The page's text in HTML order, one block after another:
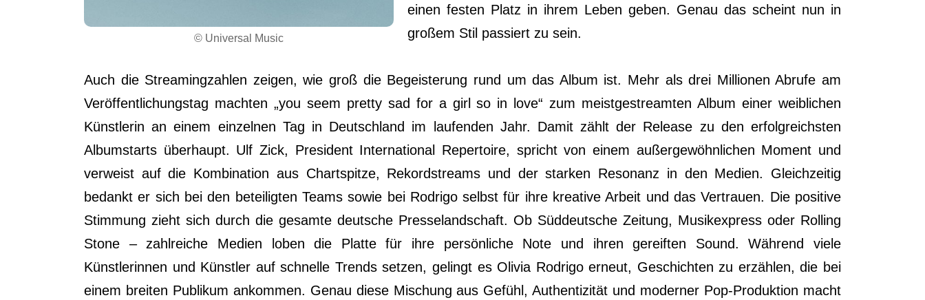
© Universal Music
einen festen Platz in ihrem Leben geben. Genau das scheint nun in
großem Stil passiert zu sein.
Auch die Streamingzahlen zeigen, wie groß die Begeisterung rund um das Album ist. Mehr als drei Millionen Abrufe am
Veröffentlichungstag machten „you seem pretty sad for a girl so in love“ zum meistgestreamten Album einer weiblichen
Künstlerin an einem einzelnen Tag in Deutschland im laufenden Jahr. Damit zählt der Release zu den erfolgreichsten
Albumstarts überhaupt. Ulf Zick, President International Repertoire, spricht von einem außergewöhnlichen Moment und
verweist auf die Kombination aus Chartspitze, Rekordstreams und der starken Resonanz in den Medien. Gleichzeitig
bedankt er sich bei den beteiligten Teams sowie bei Rodrigo selbst für ihre kreative Arbeit und das Vertrauen. Die positive
Stimmung zieht sich durch die gesamte deutsche Presselandschaft. Ob Süddeutsche Zeitung, Musikexpress oder Rolling
Stone – zahlreiche Medien loben die Platte für ihre persönliche Note und ihren gereiften Sound. Während viele
Künstlerinnen und Künstler auf schnelle Trends setzen, gelingt es Olivia Rodrigo erneut, Geschichten zu erzählen, die bei
einem breiten Publikum ankommen. Genau diese Mischung aus Gefühl, Authentizität und moderner Pop-Produktion macht